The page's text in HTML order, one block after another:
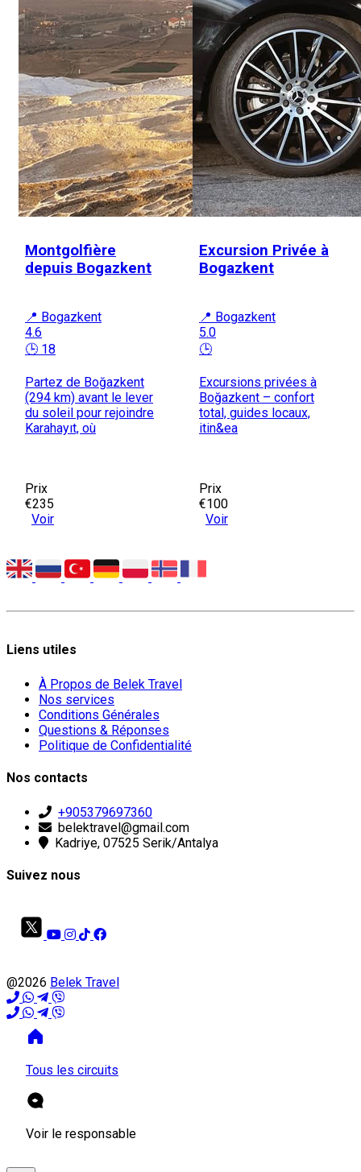
Montgolfière
depuis Bogazkent
📍 Bogazkent
4.6
🕒 18
Partez de Boğazkent
(294 km) avant le lever
du soleil pour rejoindre
Karahayıt, où
Prix
€235
Voir
Excursion Privée à
Bogazkent
📍 Bogazkent
5.0
🕒
Excursions privées à
Boğazkent – confort
total, guides locaux,
itin&ea
Prix
€100
Voir
Liens utiles
À Propos de Belek Travel
Nos services
Conditions Générales
Questions & Réponses
Politique de Confidentialité
Nos contacts
+905379697360
belektravel@gmail.com
Kadriye, 07525 Serik/Antalya
Suivez nous
@2026 Belek Travel
Tous les circuits
Voir le responsable